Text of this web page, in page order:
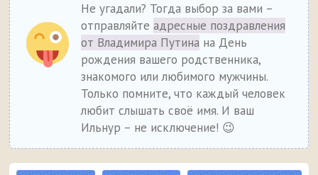
Не угадали? Тогда выбор за вами –
отправляйтеадресные поздравления
от Владимира Путина на День
рождения вашего родственника,
знакомого или любимого мужчины.
Только помните, что каждый человек
любит слышать своё имя. И ваш
Ильнур – не исключение! 😉